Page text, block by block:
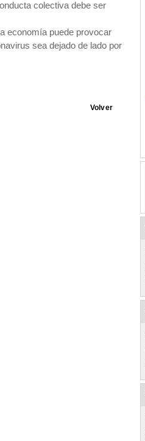
colectiva debe ser
economía puede provocar
sea dejado de lado por
Volver